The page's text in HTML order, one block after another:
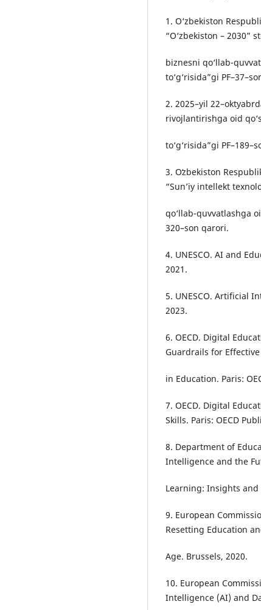
1. O‘zbekiston
“O‘zbekiston – 2030”
biznesni qo‘llab-
to‘g‘risida”gi
2. 2025–yil
rivojlantirishga oid
to‘g‘risida”gi
3. Oʻzbekiston
“Sun’iy intellekt
qo‘llab-quvvatlashga
320–son qarori.
4. UNESCO. AI and
2021.
5. UNESCO. Artificial
2023.
6. OECD. Digital
Guardrails for
in Education. Paris:
7. OECD. Digital
Skills. Paris: OECD
8. Department of
Intelligence and the
Learning: Insights and
9. European
Resetting Education
Age. Brussels, 2020.
10. European
Intelligence (AI) and